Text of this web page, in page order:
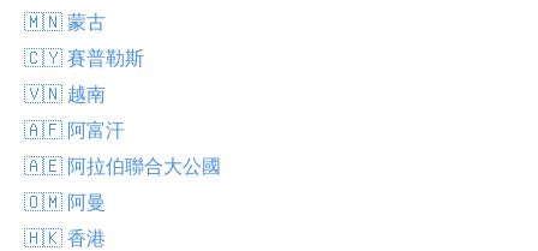
🇲🇳 蒙古
🇨🇾 賽普勒斯
🇻🇳 越南
🇦🇫 阿富汗
🇦🇪 阿拉伯聯合大公國
🇴🇲 阿曼
🇭🇰 香港